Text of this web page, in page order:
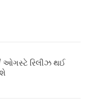
7 ઓગસ્ટે રિલીઝ થઈ